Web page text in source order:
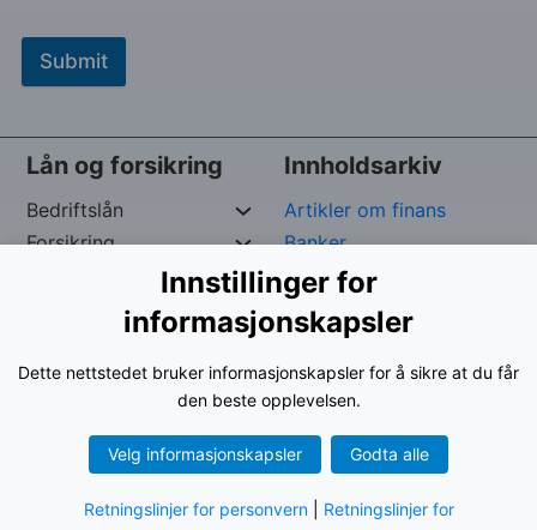
Innstillinger for
informasjonskapsler
Dette nettstedet bruker informasjonskapsler for å sikre at du får
den beste opplevelsen.
Velg informasjonskapsler Godta alle
Retningslinjer for personvern| Retningslinjer for
Submit
Lån og forsikring
Bedriftslån
Forsikring
Innholdsarkiv
Artikler om finans
Banker
Forsikringspoliser
kredittpleie
Opphavsrett reservert av George – Org. nr:
961024-
Vilkår for bruk|Personvernerklæring